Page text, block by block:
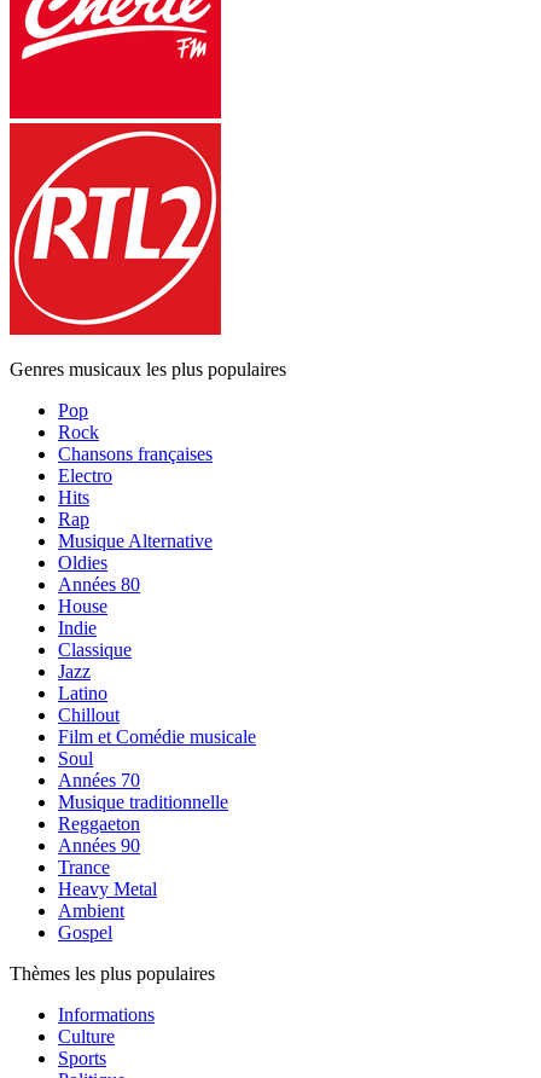
Genres musicaux les plus populaires
Pop
Rock
Chansons françaises
Electro
Hits
Rap
Musique Alternative
Oldies
Années 80
House
Indie
Classique
Jazz
Latino
Chillout
Film et Comédie musicale
Soul
Années 70
Musique traditionnelle
Reggaeton
Années 90
Trance
Heavy Metal
Ambient
Gospel
Thèmes les plus populaires
Informations
Culture
Sports